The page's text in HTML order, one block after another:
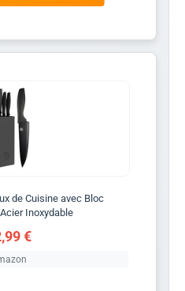
de Cuisine avec Bloc
Inoxydable
€